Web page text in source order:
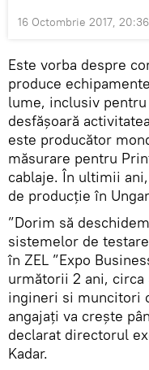
16 Octombrie 2017, 20:36
Este vorba despre
produce
lume, inclusiv pentru
desfășoară
este producător
măsurare pentru
cablaje. În ultimii
de producție în
”Dorim să
sistemelor de
în ZEL ”Expo
următorii 2 ani, circa
ingineri si muncitori
angajați va crește
declarat directorul
Kadar.